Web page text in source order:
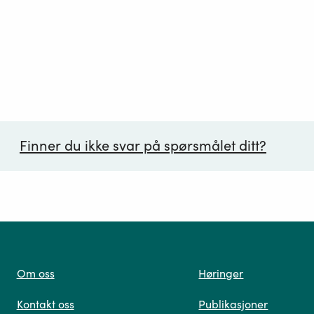
Finner du ikke svar på spørsmålet ditt?
Om oss
Kontakt oss
Høringer
Publikasjoner